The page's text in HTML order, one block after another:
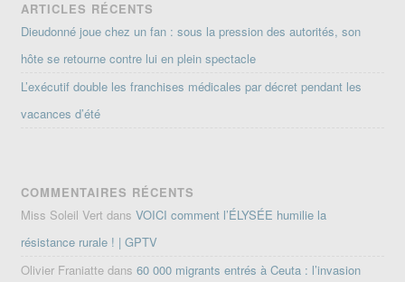
ARTICLES RÉCENTS
Dieudonné joue chez un fan : sous la pression des autorités, son
hôte se retourne contre lui en plein spectacle
L’exécutif double les franchises médicales par décret pendant les
vacances d’été
COMMENTAIRES RÉCENTS
Miss Soleil Vert dansVOICI comment l’ÉLYSÉE humilie la
résistance rurale ! | GPTV
Olivier Franiatte dans60 000 migrants entrés à Ceuta : l’invasion